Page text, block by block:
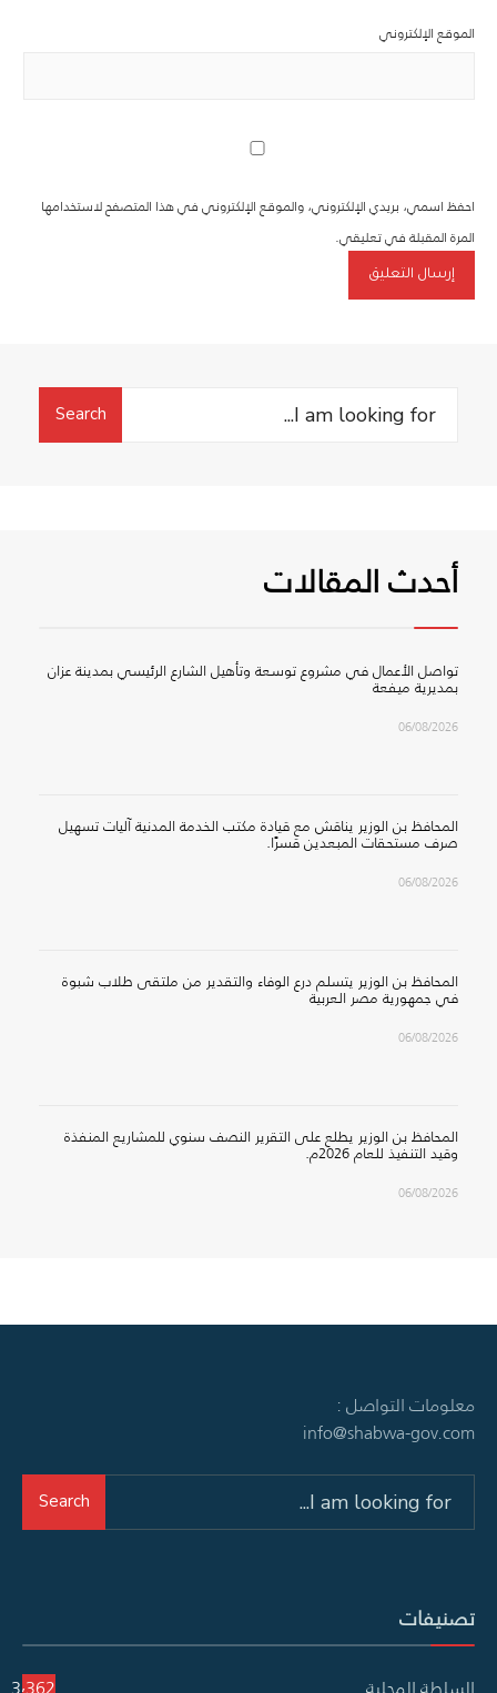
الموقع الإلكتروني
احفظ اسمي، بريدي الإلكتروني، والموقع الإلكتروني في هذا المتصفح لاستخدامها
المرة المقبلة في تعليقي.
Search
Search
أحدث المقالات
تواصل الأعمال في مشروع توسعة وتأهيل الشارع الرئيسي بمدينة عزان
بمديرية ميفعة
06/08/2026
المحافظ بن الوزير يناقش مع قيادة مكتب الخدمة المدنية آليات تسهيل
صرف مستحقات المبعدين قسرًا.
06/08/2026
المحافظ بن الوزير يتسلم درع الوفاء والتقدير من ملتقى طلاب شبوة
في جمهورية مصر العربية
06/08/2026
المحافظ بن الوزير يطلع على التقرير النصف سنوي للمشاريع المنفذة
وقيد التنفيذ للعام 2026م.
06/08/2026
معلومات التواصل :
info@shabwa-gov.com
Search
تصنيفات
السلطة المحلية 3٬362